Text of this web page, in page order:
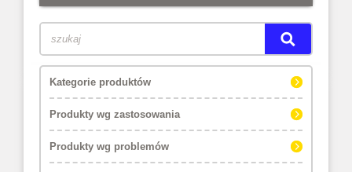
Kategorie produktów
Produkty wg zastosowania
Produkty wg problemów